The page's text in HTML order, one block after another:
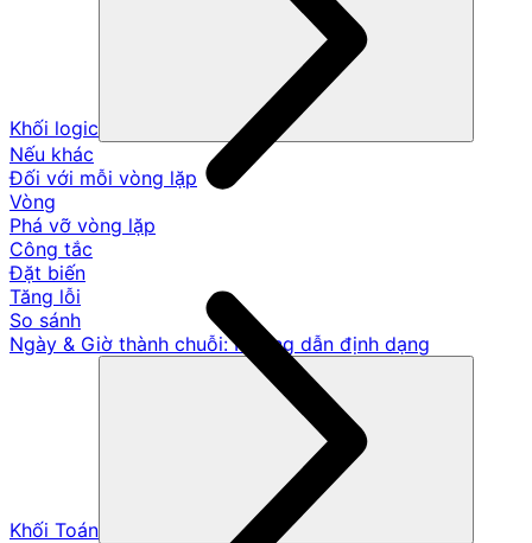
Khối logic
Nếu khác
Đối với mỗi vòng lặp
Vòng
Phá vỡ vòng lặp
Công tắc
Đặt biến
Tăng lỗi
So sánh
Ngày & Giờ thành chuỗi: Hướng dẫn định dạng
Khối Toán